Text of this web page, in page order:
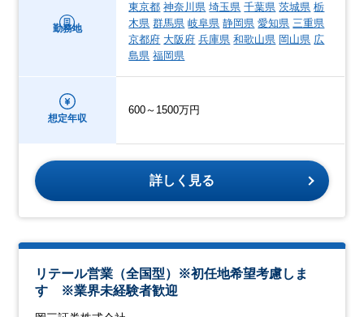
勤務地
東京都 神奈川県 埼玉県 千葉県 茨城県 栃
木県 群馬県 岐阜県 静岡県 愛知県 三重県
京都府 大阪府 兵庫県 和歌山県 岡山県 広
島県 福岡県
想定年収
600～1500万円
詳しく見る
リテール営業（全国型）※初任地希望考慮しま
す ※業界未経験者歓迎